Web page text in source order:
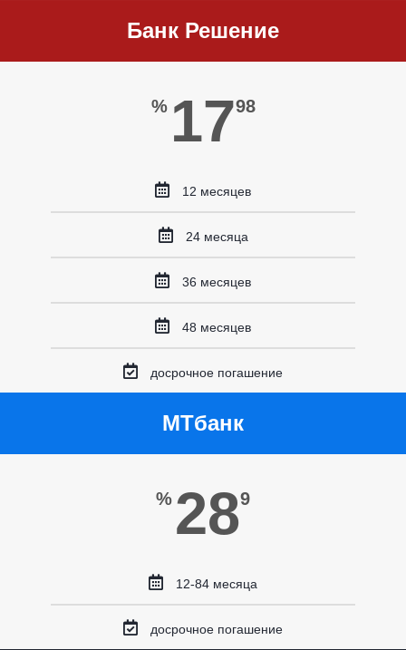
Банк Решение
% 1798
12 месяцев
24 месяца
36 месяцев
48 месяцев
досрочное погашение
МТбанк
% 289
12-84 месяца
досрочное погашение